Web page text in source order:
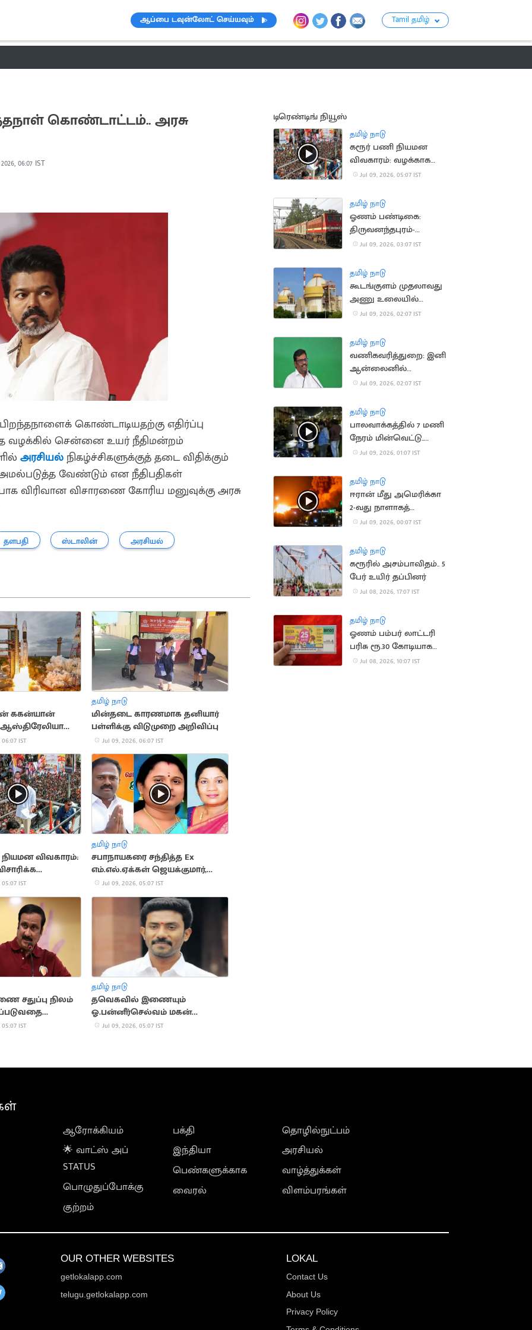
ஆப்பை டவுன்லோட் செய்யவும் Tamil தமிழ்
கொண்டாட்டம்.. அரசு
06:07 IST
பிறந்தநாளைக் கொண்டாடியதற்கு எதிர்ப்பு
வழக்கில் சென்னை உயர் நீதிமன்றம்
அரசியல்நிகழ்ச்சிகளுக்குத் தடை விதிக்கும்
வேண்டும் என நீதிபதிகள்
விரிவான விசாரணை கோரிய மனுவுக்கு அரசு
தளபதி ஸ்டாலின் அரசியல்
ககன்யான்
ஆஸ்திரேலியா
IST
தமிழ் நாடு
மின்தடை காரணமாக தனியார்
பள்ளிக்கு விடுமுறை அறிவிப்பு
Jul 09, 2026, 06:07 IST
விவகாரம்:
மறுப்பு
IST
தமிழ் நாடு
சபாநாயகரை சந்தித்த Ex
எம்.எல்.ஏக்கள் ஜெயக்குமார்,
சத்யபாமா
Jul 09, 2026, 05:07 IST
சதுப்பு நிலம்
IST
தமிழ் நாடு
தவெகவில் இணையும்
ஓ.பன்னீர்செல்வம் மகன்
ரவீந்திரநாத்?
Jul 09, 2026, 05:07 IST
டிரெண்டிங் நியூஸ்
தமிழ் நாடு
கரூர் பணி நியமன
விவகாரம்: வழக்காக
விசாரிக்க
Jul 09, 2026, 05:07 IST
தமிழ் நாடு
ஓணம் பண்டிகை:
திருவனந்தபுரம்-
தாம்பரம் இடையே
Jul 09, 2026, 03:07 IST
தமிழ் நாடு
கூடங்குளம் முதலாவது
அணு உலையில்
மீண்டும் மின் உற்பத்தி
Jul 09, 2026, 02:07 IST
தமிழ் நாடு
வணிகவரித்துறை: இனி
ஆன்லைனில்
விசாரணை!
Jul 09, 2026, 02:07 IST
தமிழ் நாடு
பாலவாக்கத்தில் 7 மணி
நேரம் மின்வெட்டு..
வீதியில் இறங்கிய
Jul 09, 2026, 01:07 IST
தமிழ் நாடு
ஈரான் மீது அமெரிக்கா
2-வது நாளாகத்
தாக்குதல்: போர்
Jul 09, 2026, 00:07 IST
தமிழ் நாடு
கரூரில் அசம்பாவிதம்.. 5
பேர் உயிர் தப்பினர்
Jul 08, 2026, 17:07 IST
தமிழ் நாடு
ஓணம் பம்பர் லாட்டரி
பரிசு ரூ.30 கோடியாக
உயர்வு
Jul 08, 2026, 10:07 IST
ஆரோக்கியம்
🌟 வாட்ஸ் அப்
STATUS
பொழுதுப்போக்கு
குற்றம்
பக்தி
இந்தியா
பெண்களுக்காக
வைரல்
தொழில்நுட்பம்
அரசியல்
வாழ்த்துக்கள்
விளம்பரங்கள்
OUR OTHER WEBSITES
getlokalapp.com
telugu.getlokalapp.com
LOKAL
Contact Us
About Us
Privacy Policy